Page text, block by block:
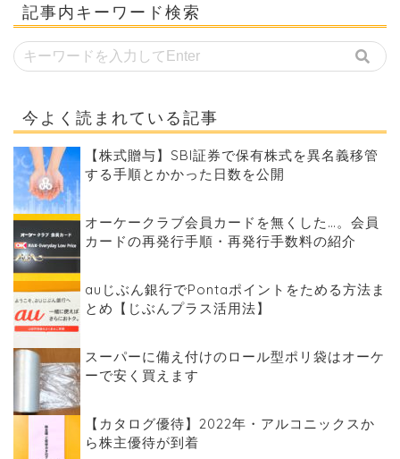
記事内キーワード検索
今よく読まれている記事
【株式贈与】SBI証券で保有株式を異名義移管
する手順とかかった日数を公開
オーケークラブ会員カードを無くした…。会員
カードの再発行手順・再発行手数料の紹介
auじぶん銀行でPontaポイントをためる方法ま
とめ【じぶんプラス活用法】
スーパーに備え付けのロール型ポリ袋はオーケ
ーで安く買えます
【カタログ優待】2022年・アルコニックスか
ら株主優待が到着